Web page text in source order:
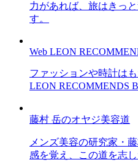
力があれば、旅はきっ
す。
Web LEON
ファッションや時計は
LEON RECOMMENDS
藤村 岳のオヤジ美容道
メンズ美容の研究家・
感を覚え、この道を志